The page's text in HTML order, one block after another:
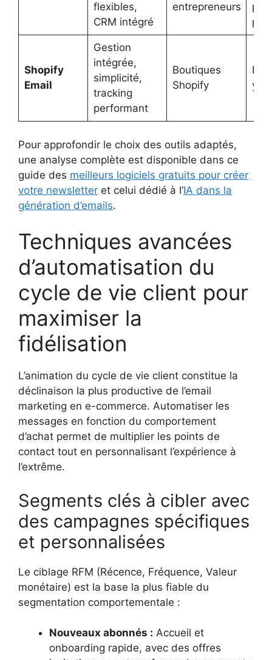
flexibles,
CRM intégré
entrepreneurs
Shopify
Email
Gestion
intégrée,
simplicité,
tracking
performant
Boutiques
Shopify
Pour approfondir le choix des outils adaptés,
une analyse complète est disponible dans ce
guide des meilleurs logiciels gratuits pour créer
votre newsletter et celui dédié à l’IA dans la
génération d’emails.
Techniques avancées
d’automatisation du
cycle de vie client pour
maximiser la
fidélisation
L’animation du cycle de vie client constitue la
déclinaison la plus productive de l’email
marketing en e-commerce. Automatiser les
messages en fonction du comportement
d’achat permet de multiplier les points de
contact tout en personnalisant l’expérience à
l’extrême.
Segments clés à cibler avec
des campagnes spécifiques
et personnalisées
Le ciblage RFM (Récence, Fréquence, Valeur
monétaire) est la base la plus fiable du
segmentation comportementale :
Nouveaux abonnés : Accueil et
onboarding rapide, avec des offres